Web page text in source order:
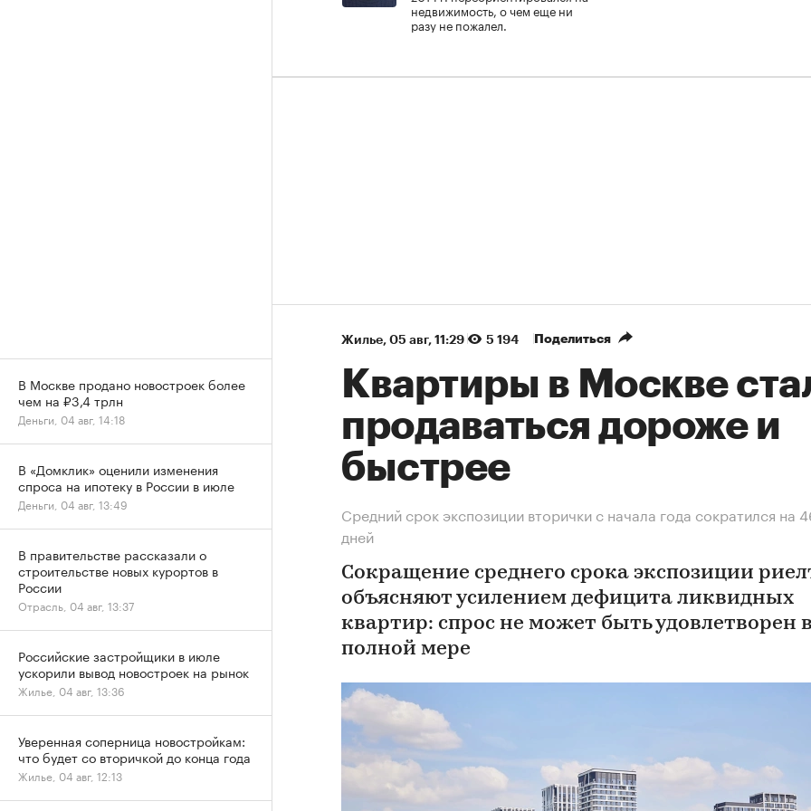
недвижимость, о чем еще ни
разу не пожалел.
Жилье⁠, 05 авг, 11:29 5 194 Поделиться
Квартиры в Москве
продаваться дороже и
быстрее
Средний срок экспозиции вторички с начала года сократился на
дней
Сокращение среднего срока экспозиции
объясняют усилением дефицита ликвидных
квартир: спрос не может быть удовлетворен
полной мере
В Москве продано новостроек более
чем на ₽3,4 трлн
Деньги, 04 авг, 14:18
В «Домклик» оценили изменения
спроса на ипотеку в России в июле
Деньги, 04 авг, 13:49
В правительстве рассказали о
строительстве новых курортов в
России
Отрасль, 04 авг, 13:37
Российские застройщики в июле
ускорили вывод новостроек на рынок
Жилье, 04 авг, 13:36
Уверенная соперница новостройкам:
что будет со вторичкой до конца года
Жилье, 04 авг, 12:13